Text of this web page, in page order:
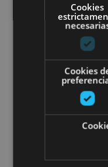
IrriSarri
Cookies
Cookies